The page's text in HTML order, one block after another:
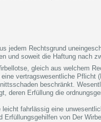
jedem Rechtsgrund
und soweit die Haftung nach
gleich aus welchem
vertragswesentliche
beschränkt.
deren Erfüllung die
leicht fahrlässig eine
Erfüllungsgehilfen von Der